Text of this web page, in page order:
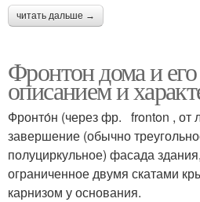
читать дальше →
Фронтон дома и
описанием и
Фронто́н (через фр. fronton ,
завершение (обычно
полуциркульное) фасада
ограниченное двумя скатами
карнизом у основания.